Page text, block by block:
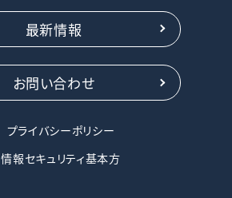
最新情報
お問い合わせ
プライバシーポリシー
情報セキュリティ基本方